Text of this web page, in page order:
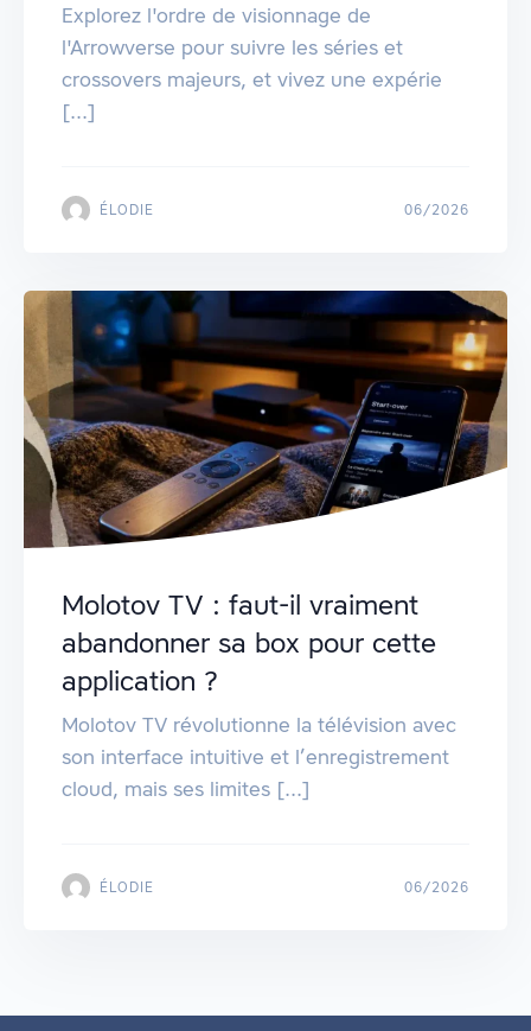
Explorez l'ordre de visionnage de
l'Arrowverse pour suivre les séries et
crossovers majeurs, et vivez une expérie
[...]
ÉLODIE 06/2026
Molotov TV : faut-il vraiment
abandonner sa box pour cette
application ?
Molotov TV révolutionne la télévision avec
son interface intuitive et l’enregistrement
cloud, mais ses limites [...]
ÉLODIE 06/2026